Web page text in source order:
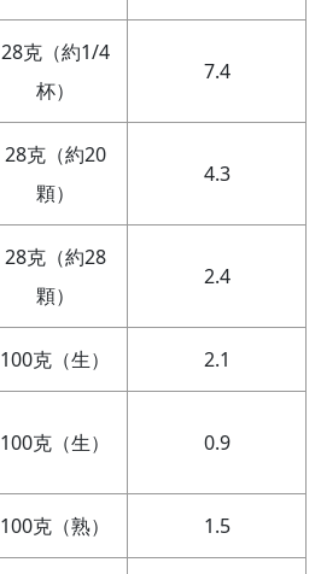
28克（約1/4
杯）
7.4
28克（約20
顆）
4.3
28克（約28
顆）
2.4
100克（生） 2.1
100克（生） 0.9
100克（熟） 1.5